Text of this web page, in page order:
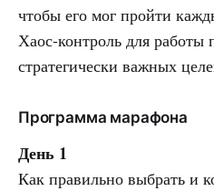
чтобы его мог пройти
Хаос-контроль для
стратегически важных
Программа марафона
День 1
Как правильно выбрать и